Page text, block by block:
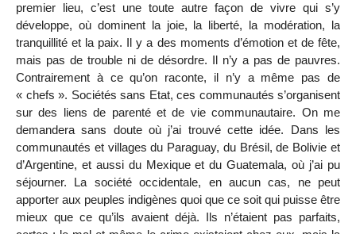
premier lieu, c’est une toute autre façon de vivre qui s’y
développe, où dominent la joie, la liberté, la modération, la
tranquillité et la paix. Il y a des moments d’émotion et de fête,
mais pas de trouble ni de désordre. Il n’y a pas de pauvres.
Contrairement à ce qu’on raconte, il n’y a même pas de
« chefs ». Sociétés sans Etat, ces communautés s’organisent
sur des liens de parenté et de vie communautaire. On me
demandera sans doute où j’ai trouvé cette idée. Dans les
communautés et villages du Paraguay, du Brésil, de Bolivie et
d’Argentine, et aussi du Mexique et du Guatemala, où j’ai pu
séjourner. La société occidentale, en aucun cas, ne peut
apporter aux peuples indigènes quoi que ce soit qui puisse être
mieux que ce qu’ils avaient déjà. Ils n’étaient pas parfaits,